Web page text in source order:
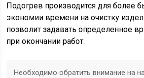
Подогрев производится для более
экономии времени на очистку
позволит задавать определенное
при окончании работ.
Необходимо обратить внимание на